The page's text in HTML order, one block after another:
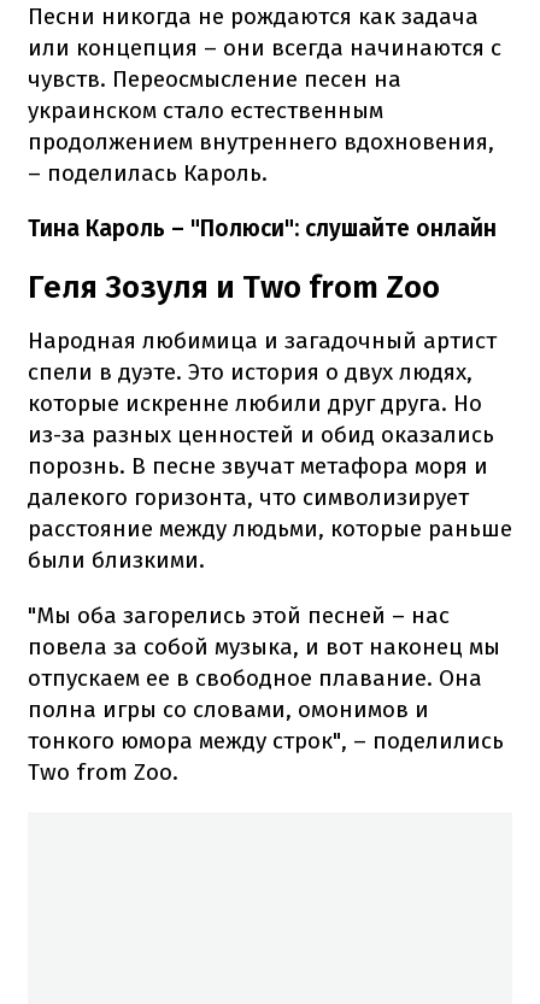
Песни никогда не рождаются как задача
или концепция – они всегда начинаются с
чувств. Переосмысление песен на
украинском стало естественным
продолжением внутреннего вдохновения,
– поделилась Кароль.
Тина Кароль – "Полюси": слушайте онлайн
Геля Зозуля и Two from Zoo
Народная любимица и загадочный артист
спели в дуэте. Это история о двух людях,
которые искренне любили друг друга. Но
из-за разных ценностей и обид оказались
порознь. В песне звучат метафора моря и
далекого горизонта, что символизирует
расстояние между людьми, которые раньше
были близкими.
"Мы оба загорелись этой песней – нас
повела за собой музыка, и вот наконец мы
отпускаем ее в свободное плавание. Она
полна игры со словами, омонимов и
тонкого юмора между строк", – поделились
Two from Zoo.